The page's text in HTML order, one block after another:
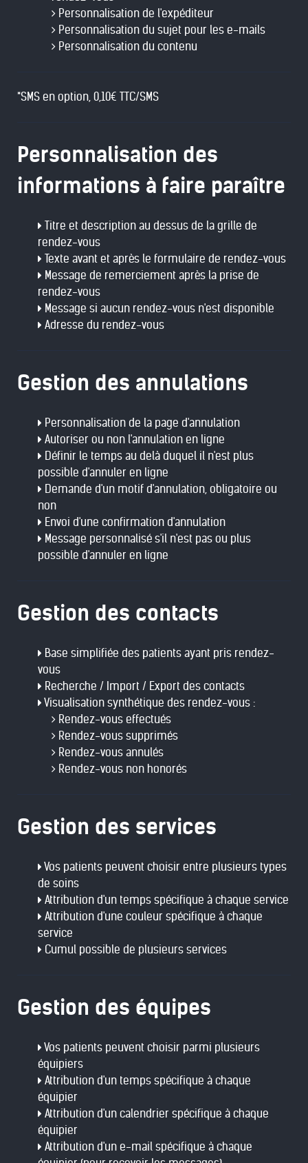
Personnalisation de l'expéditeur
Personnalisation du sujet pour les e-mails
Personnalisation du contenu
*SMS en option, 0,10€ TTC/SMS
Personnalisation des
informations à faire paraître
Titre et description au dessus de la grille de
rendez-vous
Texte avant et après le formulaire de rendez-vous
Message de remerciement après la prise de
rendez-vous
Message si aucun rendez-vous n'est disponible
Adresse du rendez-vous
Gestion des annulations
Personnalisation de la page d'annulation
Autoriser ou non l'annulation en ligne
Définir le temps au delà duquel il n'est plus
possible d'annuler en ligne
Demande d'un motif d'annulation, obligatoire ou
non
Envoi d'une confirmation d'annulation
Message personnalisé s'il n'est pas ou plus
possible d'annuler en ligne
Gestion des contacts
Base simplifiée des patients ayant pris rendez-
vous
Recherche / Import / Export des contacts
Visualisation synthétique des rendez-vous :
Rendez-vous effectués
Rendez-vous supprimés
Rendez-vous annulés
Rendez-vous non honorés
Gestion des services
Vos patients peuvent choisir entre plusieurs types
de soins
Attribution d'un temps spécifique à chaque service
Attribution d'une couleur spécifique à chaque
service
Cumul possible de plusieurs services
Gestion des équipes
Vos patients peuvent choisir parmi plusieurs
équipiers
Attribution d'un temps spécifique à chaque
équipier
Attribution d'un calendrier spécifique à chaque
équipier
Attribution d'un e-mail spécifique à chaque